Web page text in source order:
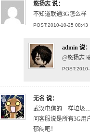
悠扬志 说：
不知道联通3G怎么样
POST:2010-10-25 08:43
admin 说
@悠扬志
无名 说：
武汉电信的一样垃
问客服说是所有3G
郁闷吧！